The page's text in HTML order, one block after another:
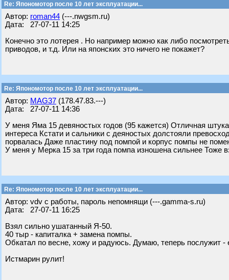
Re: Япономотор после 10 лет эксплуатации...
Автор: roman44 (---.nwgsm.ru)
Дата: 27-07-11 14:25
Конечно это лотерея . Но например можно как либо
приводов, и т.д. Или на японских это ничего не покажет?
Re: Япономотор после 10 лет эксплуатации...
Автор: MAG37 (178.47.83.---)
Дата: 27-07-11 14:36
У меня Яма 15 девяностых годов (95 кажется) Отличная
интереса Кстати и сальники с деяностых долстояли
порвалась Даже пластину под помпой и корпус помпы не
У меня у Мерка 15 за три года помпа изношена сильнее Тоже
Re: Япономотор после 10 лет эксплуатации...
Автор: vdv с работы, пароль непомнящи (---.gamma-s.ru)
Дата: 27-07-11 16:25
Взял сильно ушатанный Я-50.
40 тыр - капиталка + замена помпы.
Обкатал по весне, хожу и радуюсь. Думаю, теперь послужит -
Истмарин рулит!